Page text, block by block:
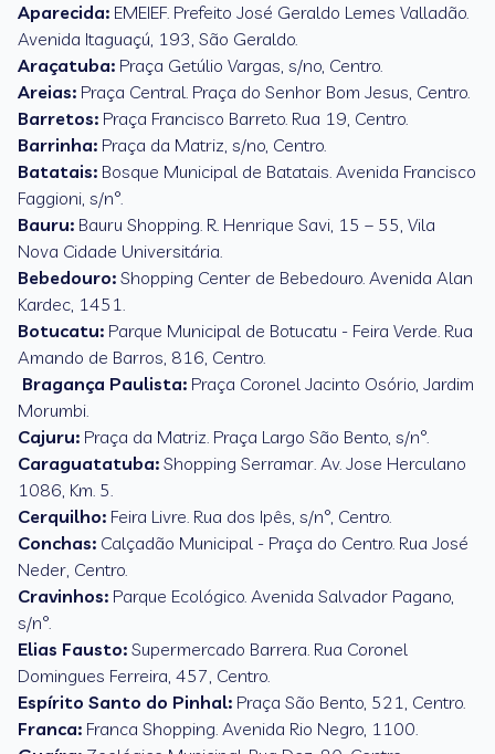
Aparecida: EMEIEF. Prefeito José Geraldo Lemes Valladão.
Avenida Itaguaçú, 193, São Geraldo.
Araçatuba: Praça Getúlio Vargas, s/no, Centro.
Areias: Praça Central. Praça do Senhor Bom Jesus, Centro.
Barretos: Praça Francisco Barreto. Rua 19, Centro.
Barrinha: Praça da Matriz, s/no, Centro.
Batatais: Bosque Municipal de Batatais. Avenida Francisco
Faggioni, s/n°.
Bauru: Bauru Shopping. R. Henrique Savi, 15 – 55, Vila
Nova Cidade Universitária.
Bebedouro: Shopping Center de Bebedouro. Avenida Alan
Kardec, 1451.
Botucatu: Parque Municipal de Botucatu - Feira Verde. Rua
Amando de Barros, 816, Centro.
Bragança Paulista: Praça Coronel Jacinto Osório, Jardim
Morumbi.
Cajuru: Praça da Matriz. Praça Largo São Bento, s/n°.
Caraguatatuba: Shopping Serramar. Av. Jose Herculano
1086, Km. 5.
Cerquilho: Feira Livre. Rua dos Ipês, s/n°, Centro.
Conchas: Calçadão Municipal - Praça do Centro. Rua José
Neder, Centro.
Cravinhos: Parque Ecológico. Avenida Salvador Pagano,
s/n°.
Elias Fausto: Supermercado Barrera. Rua Coronel
Domingues Ferreira, 457, Centro.
Espírito Santo do Pinhal: Praça São Bento, 521, Centro.
Franca: Franca Shopping. Avenida Rio Negro, 1100.